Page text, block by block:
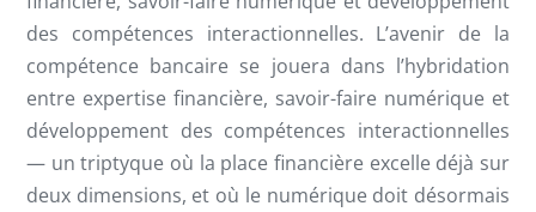
des compétences interactionnelles. L’avenir de la
compétence bancaire se jouera dans l’hybridation
entre expertise financière, savoir-faire numérique et
développement des compétences interactionnelles
— un triptyque où la place financière excelle déjà sur
deux dimensions, et où le numérique doit désormais